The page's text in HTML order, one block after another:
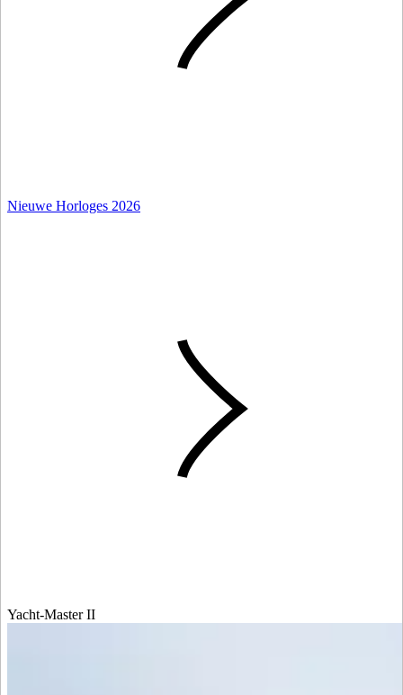
Nieuwe Horloges 2026
Yacht-Master II